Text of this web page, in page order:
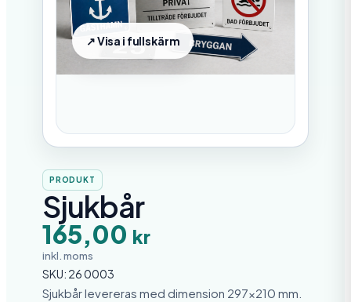
PRODUKT
Sjukbår
165,00 kr
inkl. moms
SKU: 26 0003
Sjukbår levereras med dimension 297×210 mm.